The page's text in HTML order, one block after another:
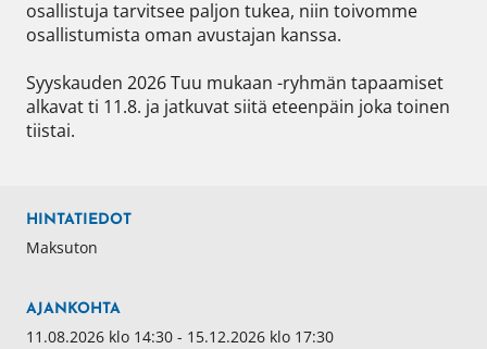
osallistuja tarvitsee paljon tukea, niin toivomme
osallistumista oman avustajan kanssa.
Syyskauden 2026 Tuu mukaan -ryhmän tapaamiset
alkavat ti 11.8. ja jatkuvat siitä eteenpäin joka toinen
tiistai.
HINTATIEDOT
Maksuton
AJANKOHTA
11.08.2026 klo 14:30 - 15.12.2026 klo 17:30